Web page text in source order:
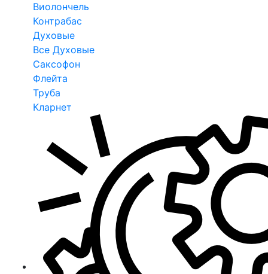
Виолончель
Контрабас
Духовые
Все Духовые
Саксофон
Флейта
Труба
Кларнет